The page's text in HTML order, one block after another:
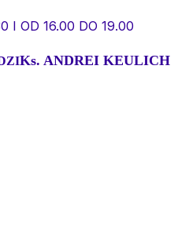
I OD 16.00 DO 19.00
Ks. ANDREI KEULICH